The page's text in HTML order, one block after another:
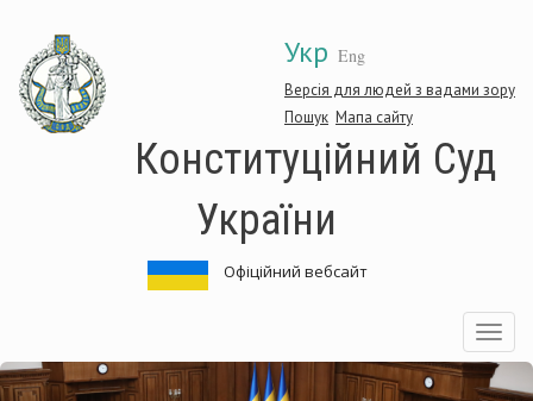
основного
матеріалу
Укр Eng
Версія для людей з вадами зору
Пошук Мапа сайту
Конституційний Суд
України
Офіційний вебсайт
Toggle